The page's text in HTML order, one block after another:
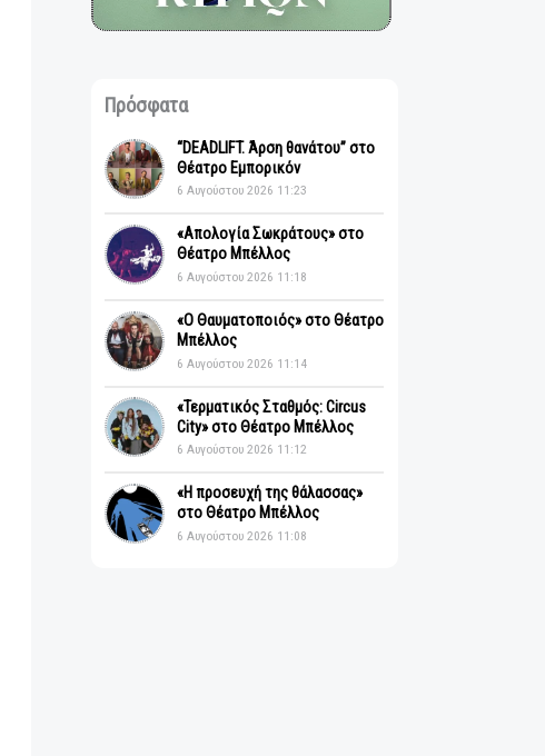
Θέατρο Εμπορικόν
«Απολογία Σωκράτους» στο
6 Αυγούστου 2026 11:18
«Ο Θαυματοποιός» στο Θέατρο
6 Αυγούστου 2026 11:14
«Τερματικός Σταθμός: Circus